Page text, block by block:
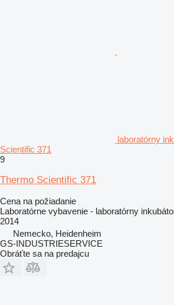
laboratórny
Scientific 371
9
Thermo Scientific 371
Cena na požiadanie
Laboratórne vybavenie - laboratórny
2014
Nemecko, Heidenheim
GS-INDUSTRIESERVICE
Obráťte sa na predajcu